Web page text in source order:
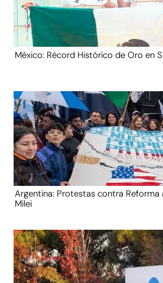
México: Récord Histórico de Oro en
Argentina: Protestas contra Reforma
Milei